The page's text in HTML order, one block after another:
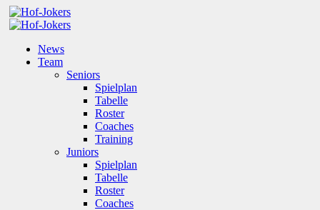
News
Team
Seniors
Spielplan
Tabelle
Roster
Coaches
Training
Juniors
Spielplan
Tabelle
Roster
Coaches